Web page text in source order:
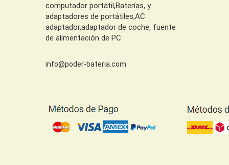
computador portátil,Baterías, y
adaptadores de portátiles,AC
adaptador,adaptador de coche, fuente
de alimentación de PC.
info@poder-bateria.com